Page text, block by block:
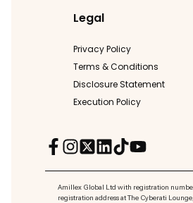
Legal
Privacy Policy
Terms & Conditions
Disclosure Statement
Execution Policy
Amillex Global Ltd with registration
registration address at The Cyberati